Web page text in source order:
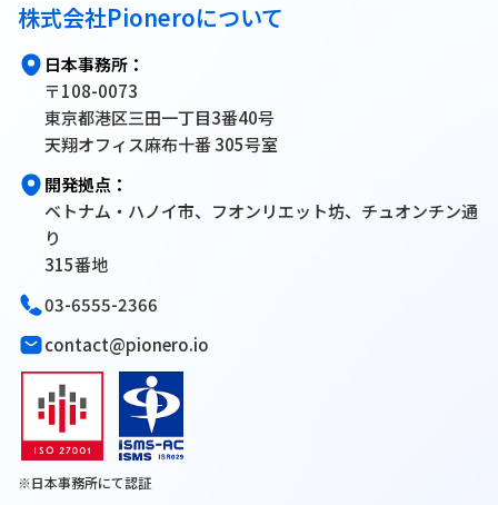
株式会社Pioneroについて
日本事務所：
〒108-0073
東京都港区三田一丁目3番40号
天翔オフィス麻布十番 305号室
開発拠点：
ベトナム・ハノイ市、フオンリエット坊、チュオンチン通
り
315番地
03-6555-2366
contact@pionero.io
※日本事務所にて認証